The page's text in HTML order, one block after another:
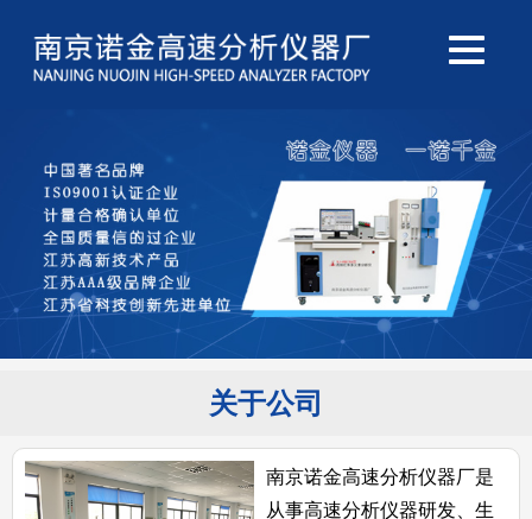
关于公司
南京诺金高速分析仪器厂是
从事高速分析仪器研发、生